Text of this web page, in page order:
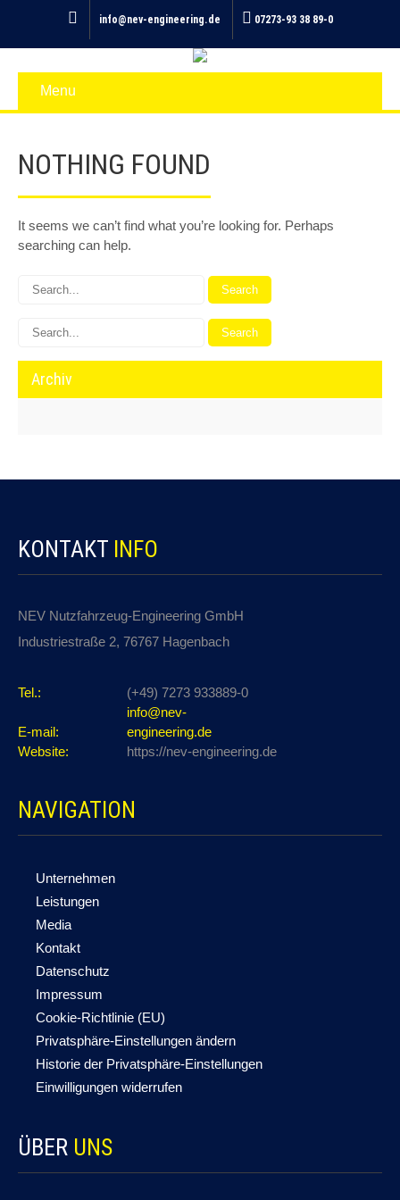
info@nev-engineering.de 07273-93 38 89-0
Menu
NOTHING FOUND
It seems we can’t find what you’re looking for. Perhaps
searching can help.
Archiv
KONTAKT INFO
NEV Nutzfahrzeug-Engineering GmbH
Industriestraße 2, 76767 Hagenbach
Tel.: (+49) 7273 933889-0
E-mail:
info@nev-
engineering.de
Website:
https://nev-engineering.de
NAVIGATION
Unternehmen
Leistungen
Media
Kontakt
Datenschutz
Impressum
Cookie-Richtlinie (EU)
Privatsphäre-Einstellungen ändern
Historie der Privatsphäre-Einstellungen
Einwilligungen widerrufen
ÜBER UNS